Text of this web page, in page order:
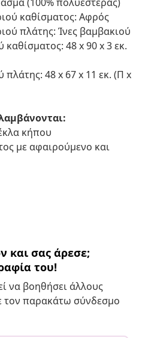
καθίσματος: Αφρός
πλάτης: Ίνες βαμβακιού
καθίσματος: 48 x 90 x 3 εκ.
πλάτης: 48 x 67 x 11 εκ. (Π x
κήπου
με αφαιρούμενο και
και σας άρεσε;
του!
να βοηθήσει άλλους
τον παρακάτω σύνδεσμο